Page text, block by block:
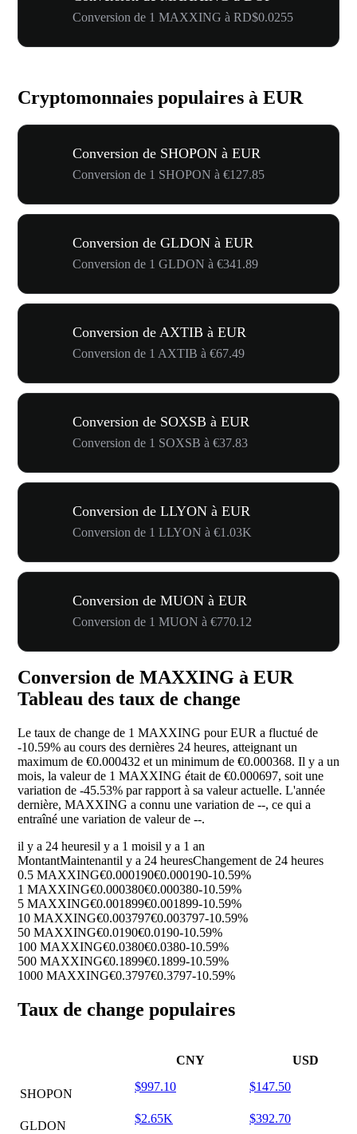
Conversion de 1 MAXXING à RD$0.0255
Cryptomonnaies populaires à EUR
Conversion de SHOPON à EUR
Conversion de 1 SHOPON à €127.85
Conversion de GLDON à EUR
Conversion de 1 GLDON à €341.89
Conversion de AXTIB à EUR
Conversion de 1 AXTIB à €67.49
Conversion de SOXSB à EUR
Conversion de 1 SOXSB à €37.83
Conversion de LLYON à EUR
Conversion de 1 LLYON à €1.03K
Conversion de MUON à EUR
Conversion de 1 MUON à €770.12
Conversion de MAXXING à EUR
Tableau des taux de change
Le taux de change de 1 MAXXING pour EUR a fluctué de
-10.59% au cours des dernières 24 heures, atteignant un
maximum de €0.000432 et un minimum de €0.000368. Il y a un
mois, la valeur de 1 MAXXING était de €0.000697, soit une
variation de -45.53% par rapport à sa valeur actuelle. L'année
dernière, MAXXING a connu une variation de --, ce qui a
entraîné une variation de valeur de --.
il y a 24 heuresil y a 1 moisil y a 1 an
MontantMaintenantil y a 24 heuresChangement de 24 heures
0.5 MAXXING€0.000190€0.000190-10.59%
1 MAXXING€0.000380€0.000380-10.59%
5 MAXXING€0.001899€0.001899-10.59%
10 MAXXING€0.003797€0.003797-10.59%
50 MAXXING€0.0190€0.0190-10.59%
100 MAXXING€0.0380€0.0380-10.59%
500 MAXXING€0.1899€0.1899-10.59%
1000 MAXXING€0.3797€0.3797-10.59%
Taux de change populaires
CNY USD
SHOPON
$997.10 $147.50
GLDON
$2.65K $392.70